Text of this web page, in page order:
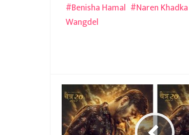
Benisha Hamal
Naren Khadka
Wangdel